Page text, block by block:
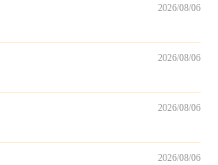
2026/08/06
2026/08/06
2026/08/06
2026/08/06